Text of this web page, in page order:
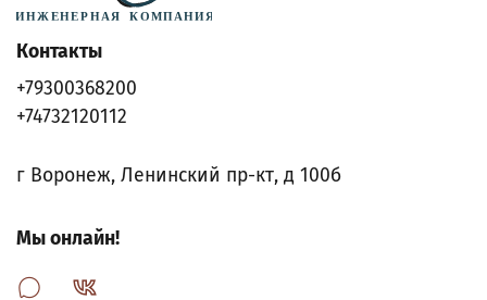
Контакты
+79300368200
+74732120112
г Воронеж, Ленинский пр-кт, д 100б
Мы онлайн!